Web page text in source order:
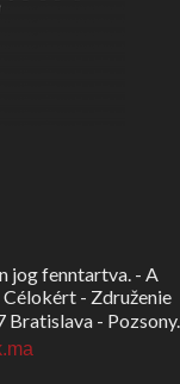
jog fenntartva. - A
- Združenie
Bratislava - Pozsony.